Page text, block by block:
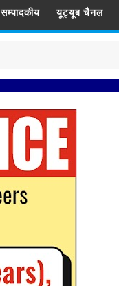
सम्पादकीय यूट्यूब चैनल